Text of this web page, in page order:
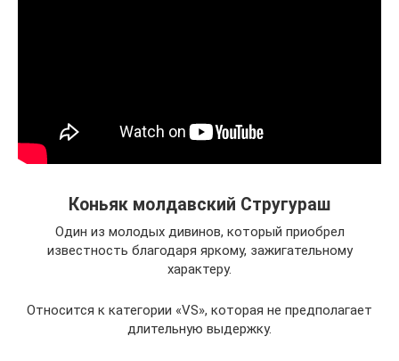
Коньяк молдавский Стругураш
Один из молодых дивинов, который приобрел
известность благодаря яркому, зажигательному
характеру.
Относится к категории «VS», которая не предполагает
длительную выдержку.